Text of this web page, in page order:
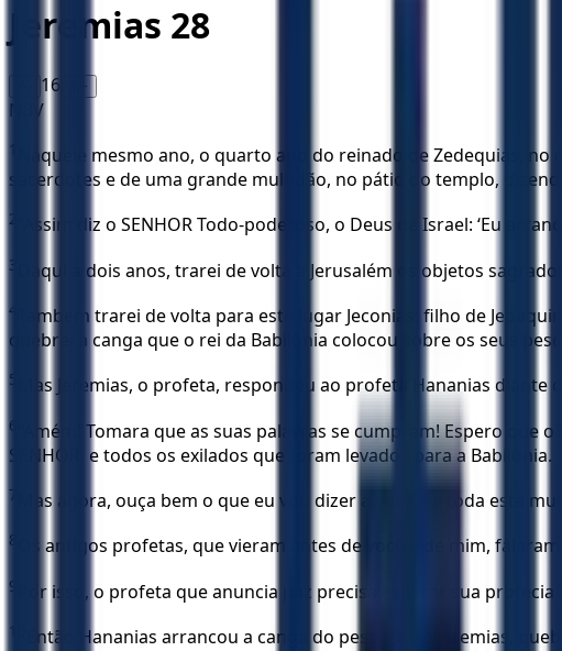
Jeremias 28
16 A+
NBV
1
Naquele mesmo ano, o quarto ano do reinado de Zedequias,
sacerdotes e de uma grande multidão, no pátio do templo, dizendo:
2 “Assim diz o SENHOR Todo-poderoso, o Deus de Israel: ‘Eu
3 Daqui a dois anos, trarei de volta a Jerusalém os objetos
4
Também trarei de volta para este lugar Jeconias, filho de
quebrei a canga que o rei da Babilônia colocou sobre os seus
5 Mas Jeremias, o profeta, respondeu ao profeta Hananias
6
“Amém! Tomara que as suas palavras se cumpram! Espero
SENHOR, e todos os exilados que foram levados para a Babilônia.
7 Mas agora, ouça bem o que eu vou dizer a você e a toda esta
8 Os antigos profetas, que vieram antes de você e de mim,
9 Por isso, o profeta que anuncia paz precisa esperar sua
10 Então Hananias arrancou a canga do pescoço de Jeremias,